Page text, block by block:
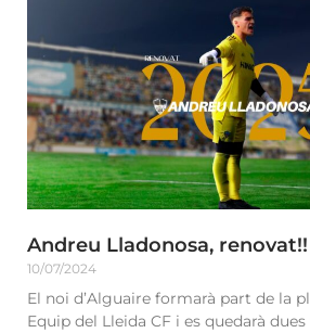
Andreu Lladonosa, renovat!!
10/07/2024
El noi d’Alguaire formarà part de la
Equip del Lleida CF i es quedarà